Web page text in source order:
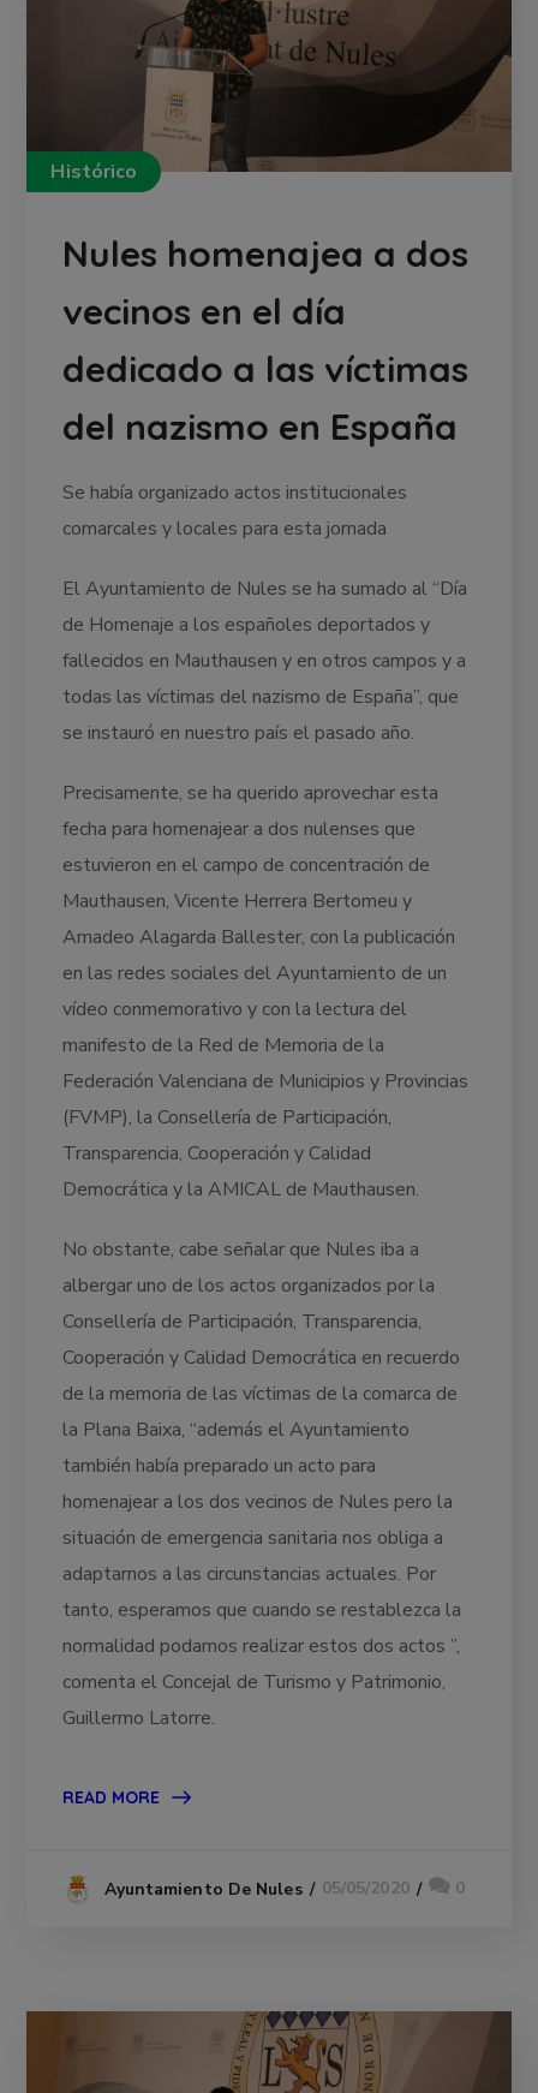
Histórico
Nules homenajea a dos
vecinos en el día
dedicado a las víctimas
del nazismo en España
Se había organizado actos institucionales
comarcales y locales para esta jornada
El Ayuntamiento de Nules se ha sumado al “Día
de Homenaje a los españoles deportados y
fallecidos en Mauthausen y en otros campos y a
todas las víctimas del nazismo de España”, que
se instauró en nuestro país el pasado año.
Precisamente, se ha querido aprovechar esta
fecha para homenajear a dos nulenses que
estuvieron en el campo de concentración de
Mauthausen, Vicente Herrera Bertomeu y
Amadeo Alagarda Ballester, con la publicación
en las redes sociales del Ayuntamiento de un
vídeo conmemorativo y con la lectura del
manifesto de la Red de Memoria de la
Federación Valenciana de Municipios y Provincias
(FVMP), la Consellería de Participación,
Transparencia, Cooperación y Calidad
Democrática y la AMICAL de Mauthausen.
No obstante, cabe señalar que Nules iba a
albergar uno de los actos organizados por la
Consellería de Participación, Transparencia,
Cooperación y Calidad Democrática en recuerdo
de la memoria de las víctimas de la comarca de
la Plana Baixa, “además el Ayuntamiento
también había preparado un acto para
homenajear a los dos vecinos de Nules pero la
situación de emergencia sanitaria nos obliga a
adaptarnos a las circunstancias actuales. Por
tanto, esperamos que cuando se restablezca la
normalidad podamos realizar estos dos actos ”,
comenta el Concejal de Turismo y Patrimonio,
Guillermo Latorre.
READ MORE
Ayuntamiento De Nules 05/05/2020 0